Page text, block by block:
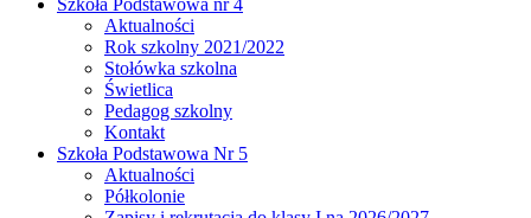
Szkoła Podstawowa nr 4
Aktualności
Rok szkolny 2021/2022
Stołówka szkolna
Świetlica
Pedagog szkolny
Kontakt
Szkoła Podstawowa Nr 5
Aktualności
Półkolonie